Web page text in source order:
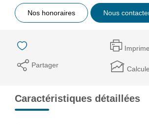
Nos honoraires Nous
Partager
Caractéristiques détaillées